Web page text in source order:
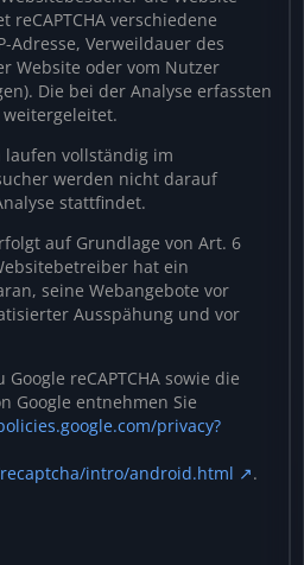
verschiedene
Adresse, Verweildauer des
Website oder vom Nutzer
Die bei der Analyse erfassten
weitergeleitet.
laufen vollständig im
werden nicht darauf
stattfindet.
auf Grundlage von Art. 6
hat ein
seine Webangebote vor
Ausspähung und vor
reCAPTCHA sowie die
Google entnehmen Sie
privacy?
intro/android.html
.